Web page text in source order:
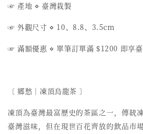
☞ 產地 ⋄ 臺灣栽製
☞ 外觀尺寸 ⋄ 10、8.8、3.5cm
☞ 滿額優惠 ⋄ 單筆訂單滿 $1200 即享
〔 郷愁︱凍頂烏龍茶 〕
凍頂為臺灣最富歷史的茶區之一，傳統
臺灣滋味，但在現世百花齊放的飲品市